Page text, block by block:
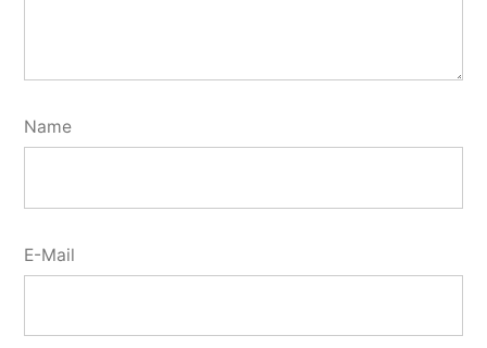
Name
E-Mail